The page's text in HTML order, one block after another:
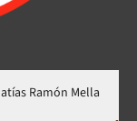
Mella